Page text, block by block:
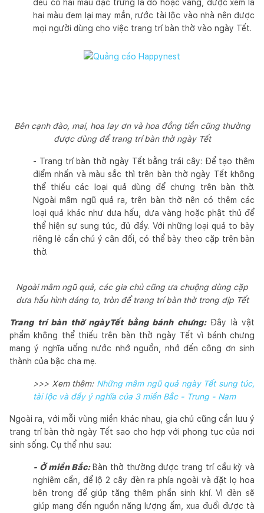
đều có hai màu đặc trưng là đỏ hoặc vàng, được xem là
hai màu đem lại may mắn, rước tài lộc vào nhà nên được
mọi người dùng cho việc trang trí bàn thờ vào ngày Tết.
Bên cạnh đào, mai, hoa lay ơn và hoa đồng tiền cũng thường
được dùng để trang trí bàn thờ ngày Tết
- Trang trí bàn thờ ngày Tết bằng trái cây: Để tạo thêm
điểm nhấn và màu sắc thì trên bàn thờ ngày Tết không
thể thiếu các loại quả dùng để chưng trên bàn thờ.
Ngoài mâm ngũ quả ra, trên bàn thờ nên có thêm các
loại quả khác như dưa hấu, dưa vàng hoặc phật thủ để
thể hiện sự sung túc, đủ đầy. Với những loại quả to bày
riêng lẻ cần chú ý cân đối, có thể bày theo cặp trên bàn
thờ.
Ngoài mâm ngũ quả, các gia chủ cũng ưa chuộng dùng cặp
dưa hấu hình dáng to, tròn để trang trí bàn thờ trong dịp Tết
Trang trí bàn thờ ngàyTết bằng bánh chưng:Đây là vật
phẩm không thể thiếu trên bàn thờ ngày Tết vì bánh chưng
mang ý nghĩa uống nước nhớ nguồn, nhớ đến công ơn sinh
thành của bậc cha mẹ.
>>> Xem thêm: Những mâm ngũ quả ngày Tết sung túc,
tài lộc và đầy ý nghĩa của 3 miền Bắc - Trung - Nam
Ngoài ra, với mỗi vùng miền khác nhau, gia chủ cũng cần lưu ý
trang trí bàn thờ ngày Tết sao cho hợp với phong tục của nơi
sinh sống. Cụ thể như sau:
- Ở miền Bắc: Bàn thờ thường được trang trí cầu kỳ và
nghiêm cẩn, để lộ 2 cây đèn ra phía ngoài và đặt lọ hoa
bên trong để giúp tăng thêm phần sinh khí. Vì đèn sẽ
giúp mang đến nguồn năng lượng ấm, xua đuổi được tà